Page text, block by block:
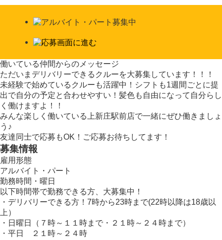
働いている仲間からのメッセージ
ただいまデリバリーできるクルーを大募集しています！！！
未経験で始めているクルーも活躍中！シフトも1週間ごとに提
出で自分の予定と合わせやすい！髪色も自由になって自分らし
く働けますよ！！
みんな楽しく働いている上新庄駅前店で一緒にぜひ働きましょ
う♪
友達同士で応募もOK！ご応募お待ちしてます！
募集情報
雇用形態
アルバイト・パート
勤務時間・曜日
以下時間帯で勤務できる方、大募集中！
・デリバリーできる方！7時から23時まで(22時以降は18歳以
上）
・日曜日（７時～１１時まで・２１時～２４時まで）
・平日 ２１時～２４時